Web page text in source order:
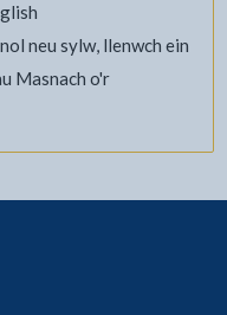
neu sylw, llenwch ein
Masnach o'r